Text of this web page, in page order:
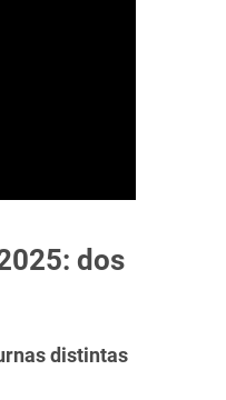
dos
distintas